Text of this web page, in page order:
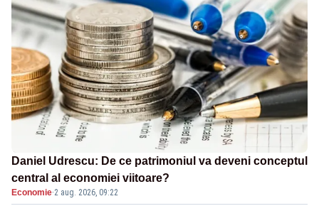
Daniel Udrescu: De ce patrimoniul va deveni conceptul
central al economiei viitoare?
Economie·2 aug. 2026, 09:22